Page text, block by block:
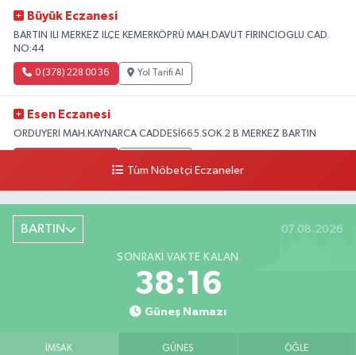
Büyük Eczanesi
BARTIN ILI MERKEZ ILÇE KEMERKÖPRÜ MAH.DAVUT FIRINCIOGLU CAD.
NO:44
0 (378) 228 00 36 Yol Tarifi Al
Esen Eczanesi
ORDUYERİ MAH.KAYNARCA CADDESİ665.SOK.2 B MERKEZ BARTIN
Şiremirçavuş Mahallesi, Kırıkçı Zeliha Ana Sokak No:20 8 Merkez Bartın
0 (378) 227 85 45
Tüm Nöbetçi Eczaneler
BARTIN 07.08.2026
SONRAKI VAKTE KALAN
38:15
Güneş Namazı
İMSAK GÜNEŞ ÖĞLE